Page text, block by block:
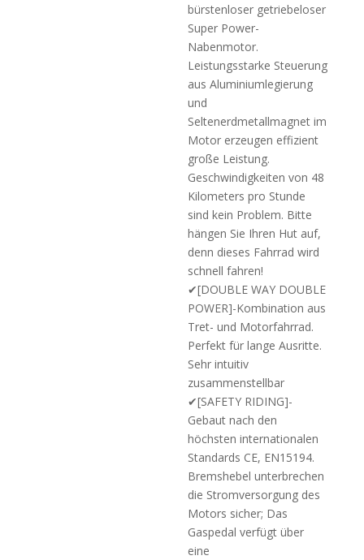
bürstenloser getriebeloser
Super Power-
Nabenmotor.
Leistungsstarke Steuerung
aus Aluminiumlegierung
und
Seltenerdmetallmagnet im
Motor erzeugen effizient
große Leistung.
Geschwindigkeiten von 48
Kilometers pro Stunde
sind kein Problem. Bitte
hängen Sie Ihren Hut auf,
denn dieses Fahrrad wird
schnell fahren!
✔[DOUBLE WAY DOUBLE
POWER]-Kombination aus
Tret- und Motorfahrrad.
Perfekt für lange Ausritte.
Sehr intuitiv
zusammenstellbar
✔[SAFETY RIDING]-
Gebaut nach den
höchsten internationalen
Standards CE, EN15194.
Bremshebel unterbrechen
die Stromversorgung des
Motors sicher; Das
Gaspedal verfügt über
eine